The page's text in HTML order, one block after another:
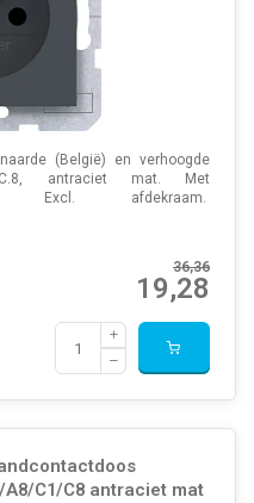
(België) en verhoogde
C.8, antraciet mat. Met
Excl. afdekraam.
36,36
19,28
A8/C1/C8 antraciet mat